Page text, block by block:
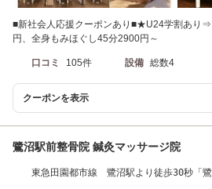
■新社会人応援クーポンあり■★U24学割あり
円、全身もみほぐし45分2900円～
口コミ 105件 設備 総数4
クーポンを表示
鷺沼駅前整骨院 鍼灸マッサージ院
東急田園都市線 鷺沼駅より徒歩30秒「